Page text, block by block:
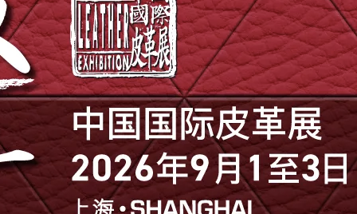
2026中国国际皮革展
ACLE
2026中国国际皮革展